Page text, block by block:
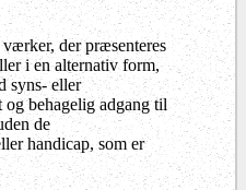
der præsenteres
i en alternativ form,
syns- eller
behagelig adgang til
de
handicap, som er